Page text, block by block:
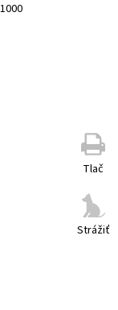
Tlač
Strážiť